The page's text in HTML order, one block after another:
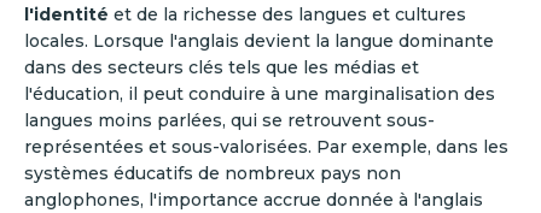
l'identité et de la richesse des langues et cultures
locales. Lorsque l'anglais devient la langue dominante
dans des secteurs clés tels que les médias et
l'éducation, il peut conduire à une marginalisation des
langues moins parlées, qui se retrouvent sous-
représentées et sous-valorisées. Par exemple, dans les
systèmes éducatifs de nombreux pays non
anglophones, l'importance accrue donnée à l'anglais